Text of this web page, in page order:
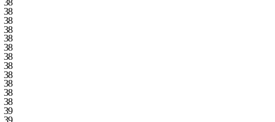
38
38
38
38
38
38
38
38
38
38
38
39
39